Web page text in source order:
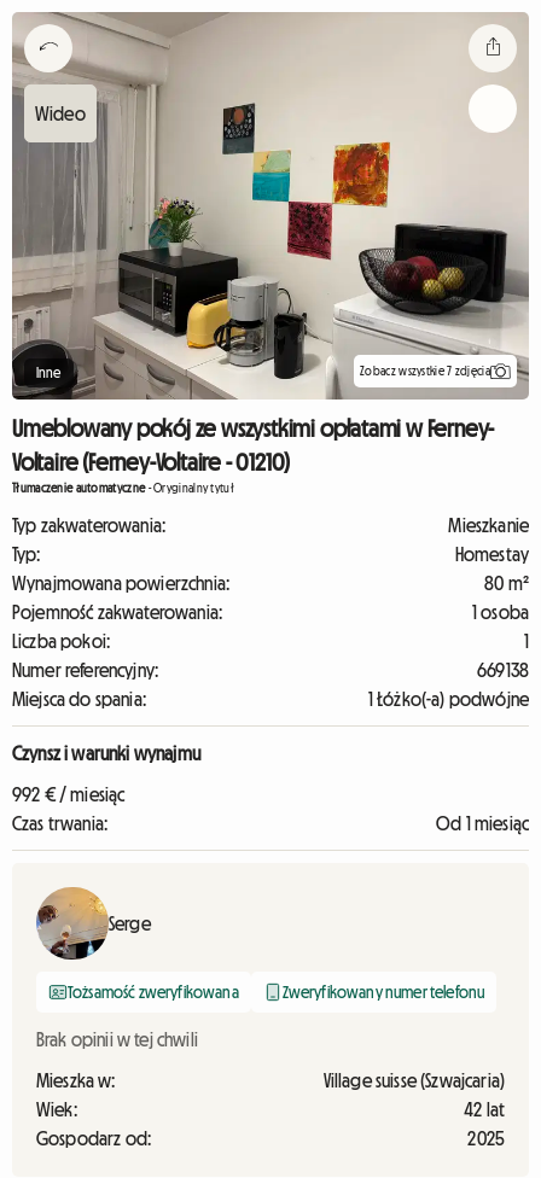
Inne Zobacz wszystkie 7 zdjęcia
Umeblowany pokój ze wszystkimi opłatami w Ferney-
Voltaire (Ferney-Voltaire - 01210)
Tłumaczenie automatyczne-Oryginalny tytuł
Typ zakwaterowania:
Mieszkanie
Typ:
Homestay
Wynajmowana powierzchnia:
80 m²
Pojemność zakwaterowania:
1 osoba
Liczba pokoi:
1
Numer referencyjny:
669138
Miejsca do spania:
1 Łóżko(-a) podwójne
Czynsz i warunki wynajmu
992 € / miesiąc
Czas trwania:
Od 1 miesiąc
Serge
Tożsamość zweryfikowana Zweryfikowany numer telefonu
Brak opinii w tej chwili
Mieszka w:
Village suisse (Szwajcaria)
Wiek:
42 lat
Gospodarz od:
2025